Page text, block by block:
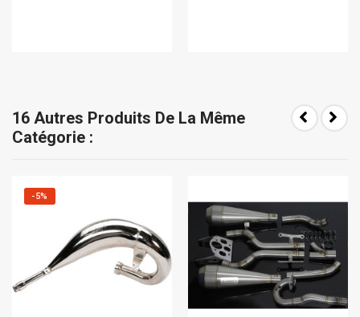
16 Autres Produits De La Même
Catégorie :
-5%